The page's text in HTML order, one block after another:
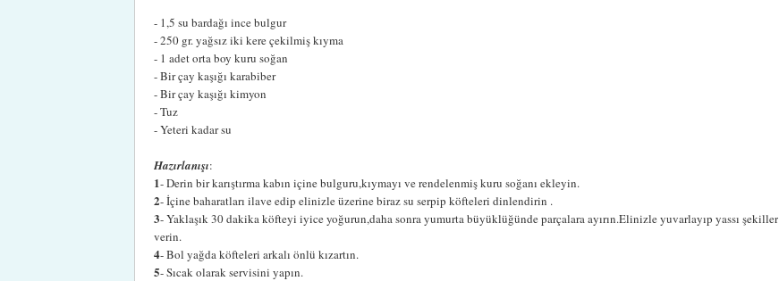
- 1,5 su bardağı ince bulgur
- 250 gr. yağsız iki kere çekilmiş kıyma
- 1 adet orta boy kuru soğan
- Bir çay kaşığı karabiber
- Bir çay kaşığı kimyon
- Tuz
- Yeteri kadar su
Hazırlanışı:
1- Derin bir karıştırma kabın içine bulguru,kıymayı ve rendelenmiş kuru soğanı ekleyin.
2- İçine baharatları ilave edip elinizle üzerine biraz su serpip köfteleri dinlendirin .
3- Yaklaşık 30 dakika köfteyi iyice yoğurun,daha sonra yumurta büyüklüğünde parçalara ayırın.Elinizle yuvarlayıp yassı şekiller
verin.
4- Bol yağda köfteleri arkalı önlü kızartın.
5- Sıcak olarak servisini yapın.